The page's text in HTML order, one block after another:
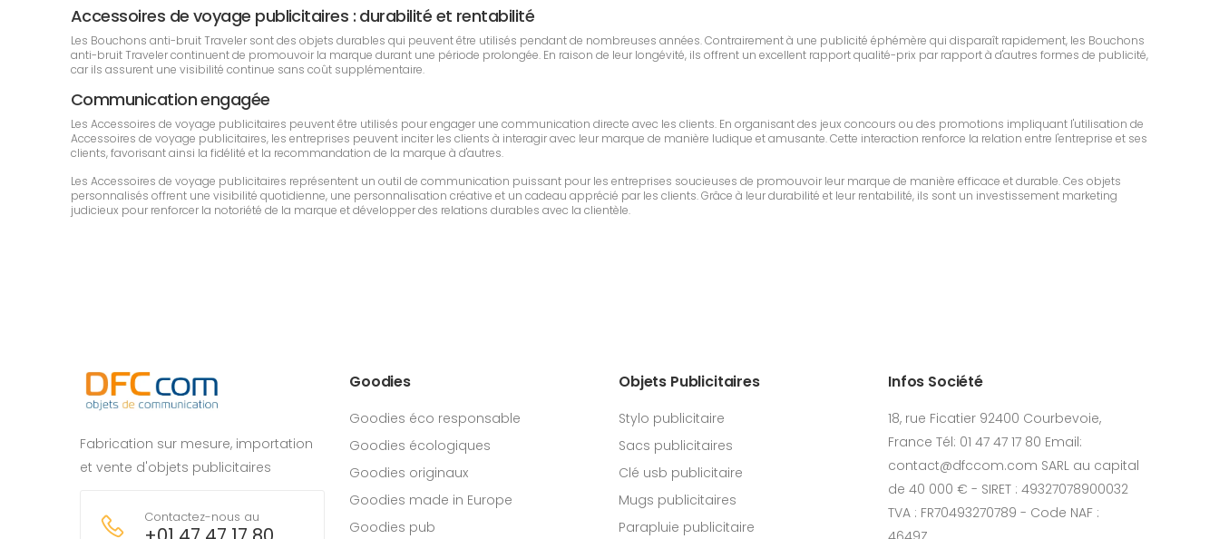
Accessoires de voyage publicitaires : durabilité et rentabilité
Les Bouchons anti-bruit Traveler sont des objets durables qui peuvent être utilisés pendant de nombreuses années. Contrairement à une publicité éphémère qui disparaît rapidement, les Bouchons
anti-bruit Traveler continuent de promouvoir la marque durant une période prolongée. En raison de leur longévité, ils offrent un excellent rapport qualité-prix par rapport à d'autres formes de publicité,
car ils assurent une visibilité continue sans coût supplémentaire.
Communication engagée
Les Accessoires de voyage publicitaires peuvent être utilisés pour engager une communication directe avec les clients. En organisant des jeux concours ou des promotions impliquant l'utilisation de
Accessoires de voyage publicitaires, les entreprises peuvent inciter les clients à interagir avec leur marque de manière ludique et amusante. Cette interaction renforce la relation entre l'entreprise et ses
clients, favorisant ainsi la fidélité et la recommandation de la marque à d'autres.
Les Accessoires de voyage publicitaires représentent un outil de communication puissant pour les entreprises soucieuses de promouvoir leur marque de manière efficace et durable. Ces objets
personnalisés offrent une visibilité quotidienne, une personnalisation créative et un cadeau apprécié par les clients. Grâce à leur durabilité et leur rentabilité, ils sont un investissement marketing
judicieux pour renforcer la notoriété de la marque et développer des relations durables avec la clientèle.
Fabrication sur mesure, importation
et vente d'objets publicitaires
Contactez-nous au
Goodies
Goodies éco responsable
Goodies écologiques
Goodies originaux
Goodies made in Europe
Goodies pub
Objets Publicitaires
Stylo publicitaire
Sacs publicitaires
Clé usb publicitaire
Mugs publicitaires
Parapluie publicitaire
Infos Société
18, rue Ficatier 92400 Courbevoie,
France Tél: 01 47 47 17 80 Email:
contact@dfccom.com SARL au capital
de 40 000 € - SIRET : 49327078900032
TVA : FR70493270789 - Code NAF :